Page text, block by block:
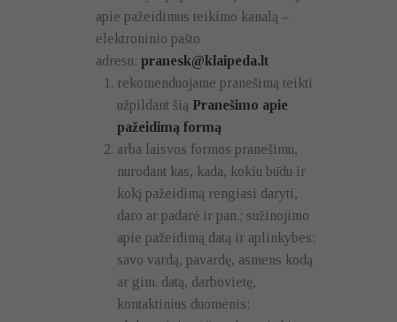
apie pažeidimus teikimo kanalą –
elektroninio pašto
adresu: pranesk@klaipeda.lt
rekomenduojame pranešimą teikti
užpildant šią Pranešimo apie
pažeidimą formą
arba laisvos formos pranešimu,
nurodant kas, kada, kokiu būdu ir
kokį pažeidimą rengiasi daryti,
daro ar padarė ir pan.; sužinojimo
apie pažeidimą datą ir aplinkybes;
savo vardą, pavardę, asmens kodą
ar gim. datą, darbovietę,
kontaktinius duomenis: